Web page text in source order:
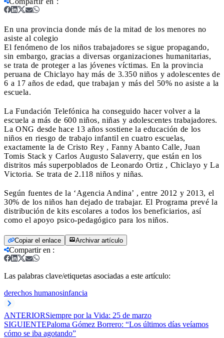
En una provincia donde más de la mitad de los menores no
asiste al colegio
El fenómeno de los niños trabajadores se sigue propagando,
sin embargo, gracias a diversas organizaciones humanitarias,
se trata de proteger a las jóvenes víctimas. En la provincia
peruana de Chiclayo hay más de 3.350 niños y adolescentes de
6 a 17 años de edad, que trabajan y más del 50% no asiste a la
escuela.
La Fundación Telefónica ha conseguido hacer volver a la
escuela a más de 600 niños, niñas y adolescentes trabajadores.
La ONG desde hace 13 años sostiene la educación de los
niños en riesgo de trabajo infantil en cuatro escuelas,
exactamente la de Cristo Rey , Fanny Abanto Calle, Juan
Tomis Stack y Carlos Augusto Salaverry, que están en los
distritos más superpoblados de Leonardo Ortiz , Chiclayo y La
Victoria. Se trata de 2.118 niños y niñas.
Según fuentes de la ‘Agencia Andina’ , entre 2012 y 2013, el
30% de los niños han dejado de trabajar. El Programa prevé la
distribución de kits escolares a todos los beneficiarios, así
como el apoyo psico-pedagógico para los niños.
Copiar el enlace Archivar artículo
Compartir en :
Las palabras clave/etiquetas asociadas a este artículo:
derechos humanosinfancia
ANTERIORSiempre por la Vida: 25 de marzo
SIGUIENTEPaloma Gómez Borrero: “Los últimos días veíamos
cómo se iba agotando”